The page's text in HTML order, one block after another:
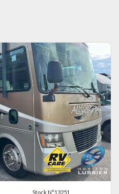
DÉTAILS
Stock N°13251